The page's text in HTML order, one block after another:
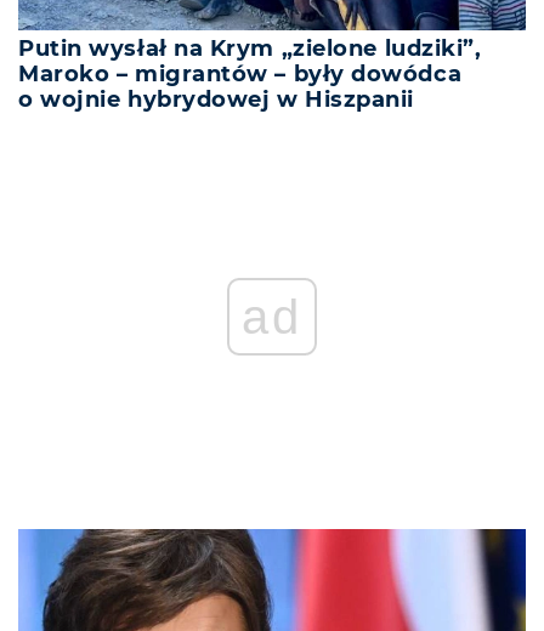
Putin wysłał na Krym „zielone ludziki”,
Maroko – migrantów – były dowódca
o wojnie hybrydowej w Hiszpanii
ad